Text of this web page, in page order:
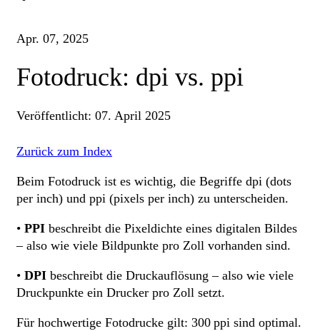
Apr. 07, 2025
Fotodruck: dpi vs. ppi
Veröffentlicht: 07. April 2025
Zurück zum Index
Beim Fotodruck ist es wichtig, die Begriffe dpi (dots
per inch) und ppi (pixels per inch) zu unterscheiden.
• PPI beschreibt die Pixeldichte eines digitalen Bildes
– also wie viele Bildpunkte pro Zoll vorhanden sind.
• DPI beschreibt die Druckauflösung – also wie viele
Druckpunkte ein Drucker pro Zoll setzt.
Für hochwertige Fotodrucke gilt: 300 ppi sind optimal.